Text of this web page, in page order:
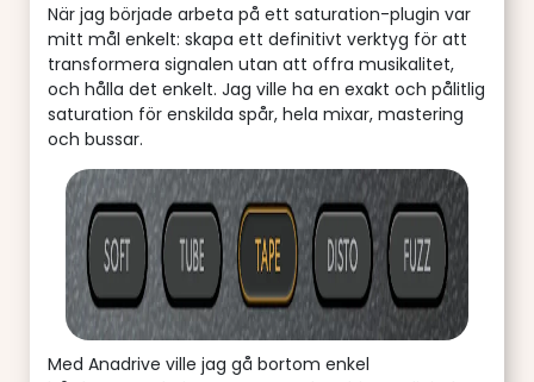
När jag började arbeta på ett saturation-plugin var
mitt mål enkelt: skapa ett definitivt verktyg för att
transformera signalen utan att offra musikalitet,
och hålla det enkelt. Jag ville ha en exakt och pålitlig
saturation för enskilda spår, hela mixar, mastering
och bussar.
Med Anadrive ville jag gå bortom enkel